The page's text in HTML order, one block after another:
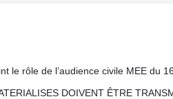
le rôle de l’audience civile MEE du
DOIVENT ÊTRE